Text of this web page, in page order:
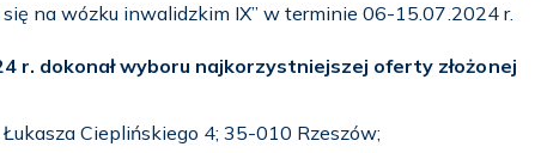
na wózku inwalidzkim IX” w terminie 06-15.07.2024 r.
r. dokonał wyboru najkorzystniejszej oferty złożonej
Cieplińskiego 4; 35-010 Rzeszów;